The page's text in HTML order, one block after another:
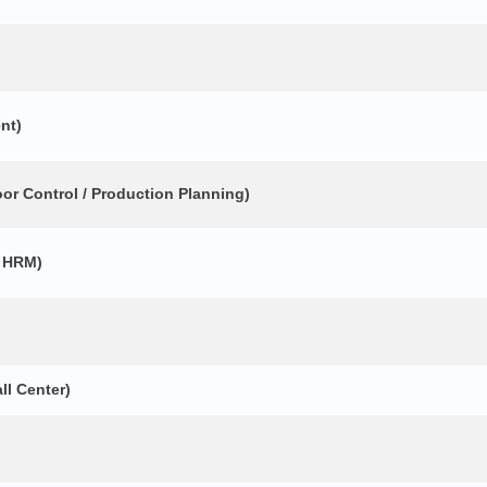
Control / Production Planning)
Center)